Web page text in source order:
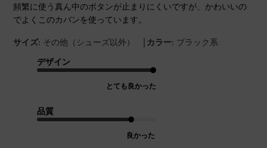
頻繁に使う真ん中のボタンが止まりにくいですが、かわいいの
でよくこのカバンを使っています。
サイズ: その他（シューズ以外） | カラー: ブラック系
デザイン
とても良かった
品質
良かった